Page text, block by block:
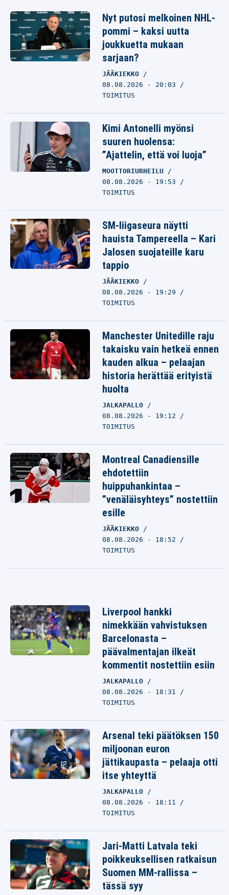
Nyt putosi melkoinen NHL-
pommi – kaksi uutta
joukkuetta mukaan
sarjaan?
JÄÄKIEKKO
08.08.2026 - 20:03
TOIMITUS
Kimi Antonelli myönsi
suuren huolensa:
”Ajattelin, että voi luoja”
MOOTTORIURHEILU
08.08.2026 - 19:53
TOIMITUS
SM-liigaseura näytti
hauista Tampereella – Kari
Jalosen suojateille karu
tappio
JÄÄKIEKKO
08.08.2026 - 19:29
TOIMITUS
Manchester Unitedille raju
takaisku vain hetkeä ennen
kauden alkua – pelaajan
historia herättää erityistä
huolta
JALKAPALLO
08.08.2026 - 19:12
TOIMITUS
Montreal Canadiensille
ehdotettiin
huippuhankintaa –
”venäläisyhteys” nostettiin
esille
JÄÄKIEKKO
08.08.2026 - 18:52
TOIMITUS
Liverpool hankki
nimekkään vahvistuksen
Barcelonasta –
päävalmentajan ilkeät
kommentit nostettiin esiin
JALKAPALLO
08.08.2026 - 18:31
TOIMITUS
Arsenal teki päätöksen 150
miljoonan euron
jättikaupasta – pelaaja otti
itse yhteyttä
JALKAPALLO
08.08.2026 - 18:11
TOIMITUS
Jari-Matti Latvala teki
poikkeuksellisen ratkaisun
Suomen MM-rallissa –
tässä syy